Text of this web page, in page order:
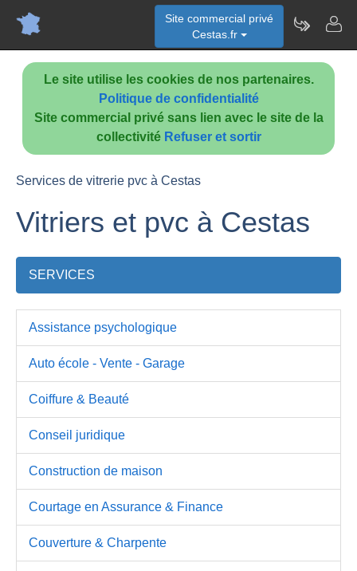
Le site utilise les cookies de nos partenaires.
Politique de confidentialité
Site commercial privé sans lien avec le site de la
collectivité Refuser et sortir
Site commercial privé
Cestas.fr
Services de vitrerie pvc à Cestas
Vitriers et pvc à Cestas
SERVICES
Assistance psychologique
Auto école - Vente - Garage
Coiffure & Beauté
Conseil juridique
Construction de maison
Courtage en Assurance & Finance
Couverture & Charpente